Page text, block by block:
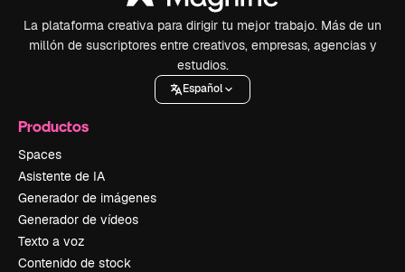
La plataforma creativa para dirigir tu mejor trabajo. Más de un
millón de suscriptores entre creativos, empresas, agencias y
estudios.
Español
Productos
Spaces
Asistente de IA
Generador de imágenes
Generador de vídeos
Texto a voz
Contenido de stock